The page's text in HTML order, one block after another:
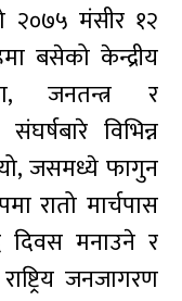
२०७५ मंसीर १२
बसेको केन्द्रीय
जनतन्त्र र
विभिन्न
जसमध्ये फागुन
रातो मार्चपास
दिवस मनाउने र
जनजागरण